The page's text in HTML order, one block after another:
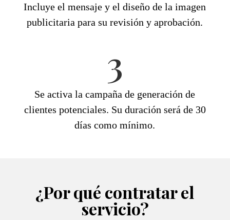
Incluye el mensaje y el diseño de la imagen
publicitaria para su revisión y aprobación.
3
Se activa la campaña de generación de
clientes potenciales. Su duración será de 30
días como mínimo.
¿Por qué contratar el
servicio?